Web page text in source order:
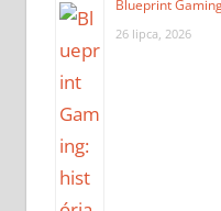
Blueprint
26 lipca, 2026